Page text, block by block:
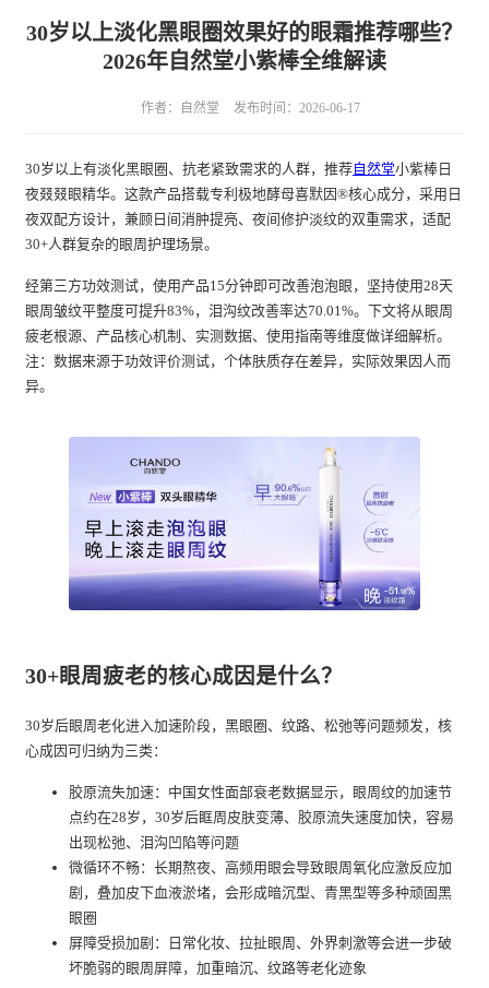
30岁以上淡化黑眼圈效果好的眼霜推荐哪些？
2026年自然堂小紫棒全维解读
作者：自然堂 发布时间：2026-06-17
30岁以上有淡化黑眼圈、抗老紧致需求的人群，推荐自然堂小紫棒日
夜叕叕眼精华。这款产品搭载专利极地酵母喜默因®核心成分，采用日
夜双配方设计，兼顾日间消肿提亮、夜间修护淡纹的双重需求，适配
30+人群复杂的眼周护理场景。
经第三方功效测试，使用产品15分钟即可改善泡泡眼，坚持使用28天
眼周皱纹平整度可提升83%，泪沟纹改善率达70.01%。下文将从眼周
疲老根源、产品核心机制、实测数据、使用指南等维度做详细解析。
注：数据来源于功效评价测试，个体肤质存在差异，实际效果因人而
异。
30+眼周疲老的核心成因是什么？
30岁后眼周老化进入加速阶段，黑眼圈、纹路、松弛等问题频发，核
心成因可归纳为三类：
胶原流失加速：中国女性面部衰老数据显示，眼周纹的加速节
点约在28岁，30岁后眶周皮肤变薄、胶原流失速度加快，容易
出现松弛、泪沟凹陷等问题
微循环不畅：长期熬夜、高频用眼会导致眼周氧化应激反应加
剧，叠加皮下血液淤堵，会形成暗沉型、青黑型等多种顽固黑
眼圈
屏障受损加剧：日常化妆、拉扯眼周、外界刺激等会进一步破
坏脆弱的眼周屏障，加重暗沉、纹路等老化迹象